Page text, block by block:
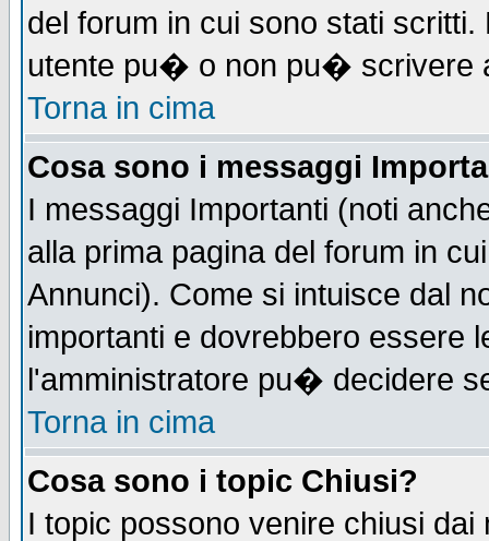
del forum in cui sono stati
utente pu� o non pu� scrivere
Torna in cima
Cosa sono i messaggi
I messaggi Importanti (noti
alla prima pagina del forum in
Annunci). Come si intuisce dal
importanti e dovrebbero essere
l'amministratore pu� decidere
Torna in cima
Cosa sono i topic Chiusi?
I topic possono venire chiusi